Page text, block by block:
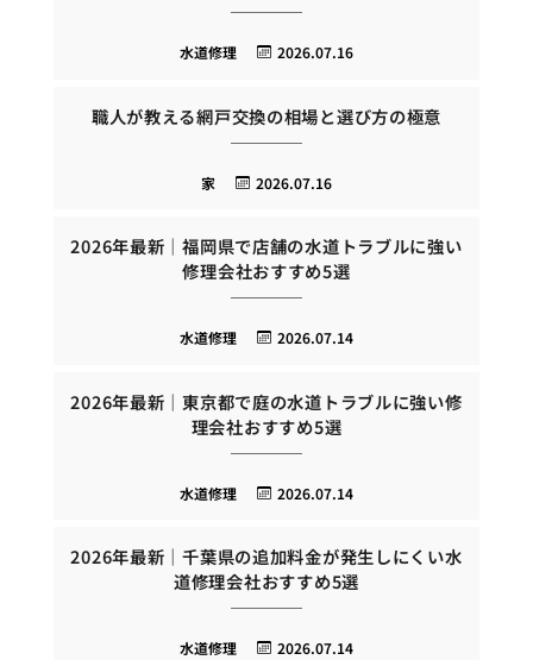
2026.07.16
水道修理
職人が教える網戸交換の相場と選び方の極意
2026.07.16
家
2026年最新｜福岡県で店舗の水道トラブルに強い
修理会社おすすめ5選
2026.07.14
水道修理
2026年最新｜東京都で庭の水道トラブルに強い修
理会社おすすめ5選
2026.07.14
水道修理
2026年最新｜千葉県の追加料金が発生しにくい水
道修理会社おすすめ5選
2026.07.14
水道修理